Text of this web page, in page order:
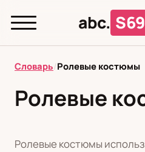
abc. S69
abc.
Л
Н П
Словарь/Ролевые костюмы
Ролевые
Ролевые костюмы